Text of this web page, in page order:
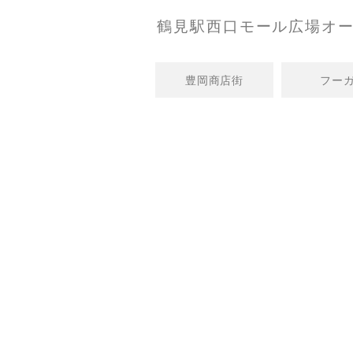
鶴見駅西口モール広場オ
豊岡商店街 フー